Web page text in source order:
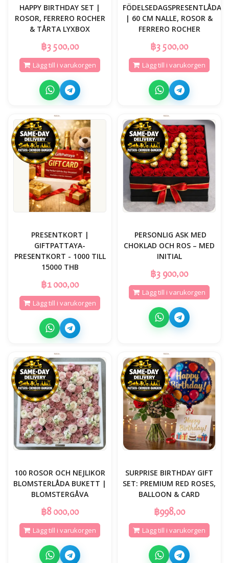
HAPPY BIRTHDAY SET |
ROSOR, FERRERO ROCHER
& TÅRTA LYXBOX
฿3 500,00
Lägg till i varukorgen
FÖDELSEDAGSPRESENTLÅDA
| 60 CM NALLE, ROSOR &
FERRERO ROCHER
฿3 500,00
Lägg till i varukorgen
PRESENTKORT |
GIFTPATTAYA-
PRESENTKORT - 1000 TILL
15000 THB
฿1 000,00
Lägg till i varukorgen
️ PERSONLIG ASK MED
CHOKLAD OCH ROS – MED
INITIAL
฿3 900,00
Lägg till i varukorgen
100 ROSOR OCH NEJLIKOR
BLOMSTERLÅDA BUKETT |
BLOMSTERGÅVA
฿8 000,00
Lägg till i varukorgen
SURPRISE BIRTHDAY GIFT
SET: PREMIUM RED ROSES,
BALLOON & CARD
฿998,00
Lägg till i varukorgen